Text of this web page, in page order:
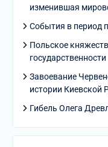
изменившая
События в период
Польское
государственности
Завоевание
истории Киевской
Гибель Олега